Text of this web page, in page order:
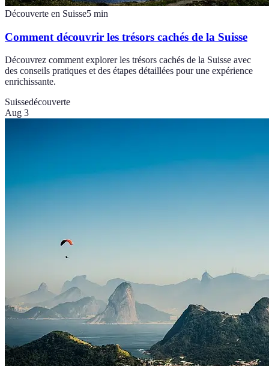
Découverte en Suisse5 min
Comment découvrir les trésors cachés de la Suisse
Découvrez comment explorer les trésors cachés de la Suisse avec
des conseils pratiques et des étapes détaillées pour une expérience
enrichissante.
Suissedécouverte
Aug 3